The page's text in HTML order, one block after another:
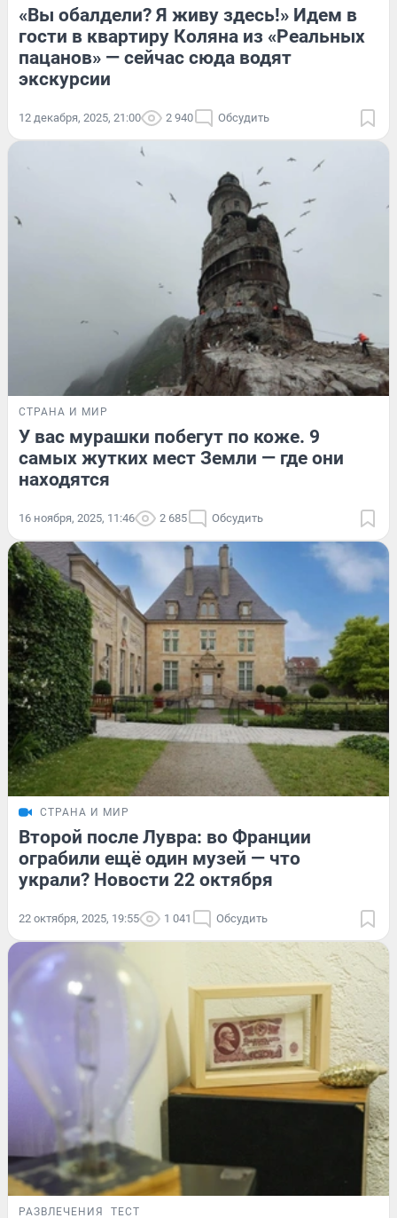
«Вы обалдели? Я живу здесь!» Идем в
гости в квартиру Коляна из «Реальных
пацанов» — сейчас сюда водят
экскурсии
12 декабря, 2025, 21:00 2 940 Обсудить
СТРАНА И МИР
У вас мурашки побегут по коже. 9
самых жутких мест Земли — где они
находятся
16 ноября, 2025, 11:46 2 685 Обсудить
СТРАНА И МИР
Второй после Лувра: во Франции
ограбили ещё один музей — что
украли? Новости 22 октября
22 октября, 2025, 19:55 1 041 Обсудить
РАЗВЛЕЧЕНИЯ ТЕСТ